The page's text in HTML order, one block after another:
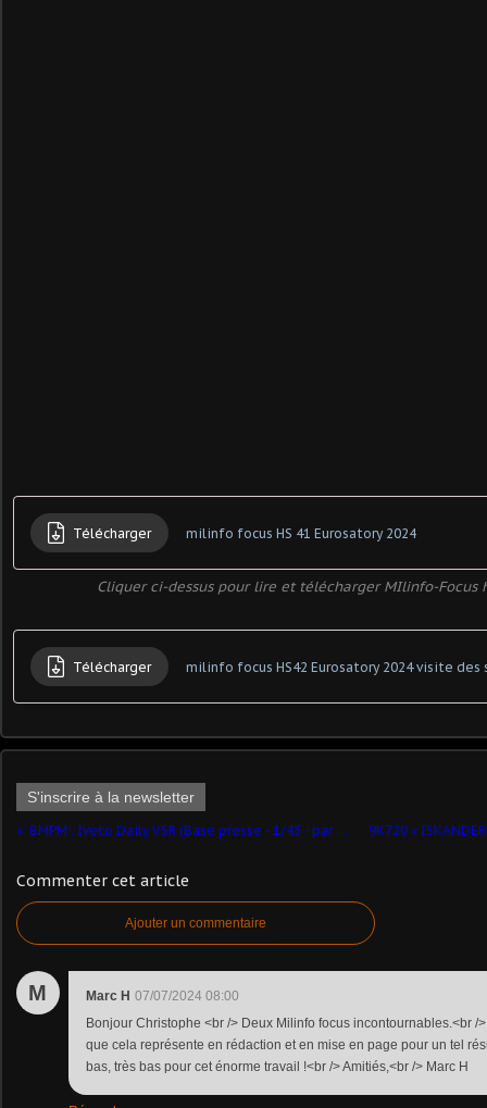
Télécharger milinfo focus HS 41 Eurosatory 2024
Cliquer ci-dessus pour lire et télécharger MIlinfo-Focus
Télécharger milinfo focus HS42 Eurosatory 2024 visite des
S'inscrire à la newsletter
BMPM : Iveco Daily VSR (Base presse - 1/43 - par Daniel Baldjian) ​
Commenter cet article
Ajouter un commentaire
M Marc H 07/07/2024 08:00
Bonjour Christophe <br /> Deux Milinfo focus incontournables.<br /
que cela représente en rédaction et en mise en page pour un tel
bas, très bas pour cet énorme travail !<br /> Amitiés,<br /> Marc H